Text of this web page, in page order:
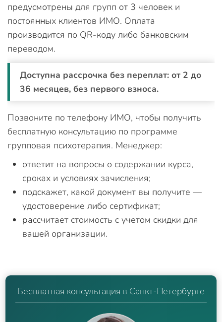
предусмотрены для групп от 3 человек и
постоянных клиентов ИМО. Оплата
производится по QR-коду либо банковским
переводом.
Доступна рассрочка без переплат: от 2 до
36 месяцев, без первого взноса.
Позвоните по телефону ИМО, чтобы получить
бесплатную консультацию по программе
групповая психотерапия. Менеджер:
ответит на вопросы о содержании курса,
сроках и условиях зачисления;
подскажет, какой документ вы получите —
удостоверение либо сертификат;
рассчитает стоимость с учетом скидки для
вашей организации.
Бесплатная консультация в Санкт-Петербурге